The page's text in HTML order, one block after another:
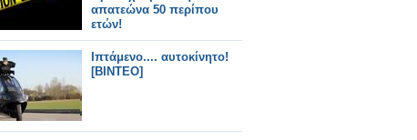
απατεώνα 50 περίπου
ετών!
Ιπτάμενο.... αυτοκίνητο!
[ΒΙΝΤΕΟ]